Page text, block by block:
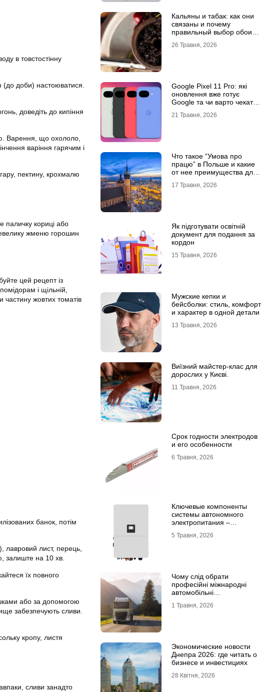
в товстостінну
(до доби) настоюватися.
доведіть до кипіння
Варення, що охололо,
варіння гарячим і
пектину, крохмалю
паличку кориці або
жменю горошин
цей рецепт із
і щільній,
частину жовтих томатів
банок, потім
лавровий лист, перець,
залиште на 10 хв.
їх повного
або за допомогою
забезпечують сливи.
кропу, листя
сливи занадто
Кальяны и табак: как они
связаны и почему
правильный выбор обоих
26 Травня, 2026
Google Pixel 11 Pro: які
оновлення вже готує
Google та чи варто чекати
21 Травня, 2026
Что такое “Умова про
працю” в Польше и какие
от нее преимущества для
17 Травня, 2026
Як підготувати освітній
документ для подання за
кордон
15 Травня, 2026
Мужские кепки и
бейсболки: стиль, комфорт
и характер в одной детали
13 Травня, 2026
Виїзний майстер-клас для
дорослих у Києві.
11 Травня, 2026
Срок годности электродов
и его особенности
6 Травня, 2026
Ключевые компоненты
системы автономного
электропитания –
DEYE
5 Травня, 2026
Чому слід обрати
професійні міжнародні
автомобільні
1 Травня, 2026
Экономические новости
Днепра 2026: где читать о
бизнесе и инвестициях
28 Квітня, 2026